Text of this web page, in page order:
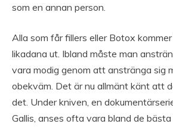
som en annan person.
Alla som får fillers eller Botox
likadana ut. Ibland måste man
vara modig genom att anstränga sig
obekväm. Det är nu allmänt känt att
det. Under kniven, en
Gallis, anses ofta vara bland de bästa